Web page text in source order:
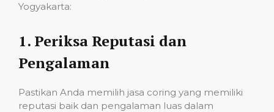
Yogyakarta:
1. Periksa Reputasi dan
Pengalaman
Pastikan Anda memilih jasa coring yang memiliki
reputasi baik dan pengalaman luas dalam